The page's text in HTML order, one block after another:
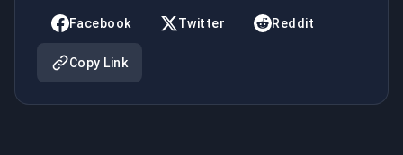
Facebook Twitter Reddit
Copy Link